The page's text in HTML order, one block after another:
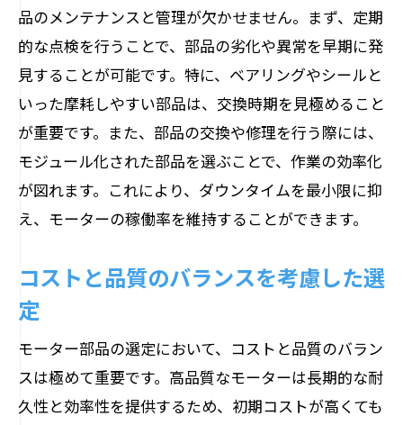
品のメンテナンスと管理が欠かせません。まず、定期
的な点検を行うことで、部品の劣化や異常を早期に発
見することが可能です。特に、ベアリングやシールと
いった摩耗しやすい部品は、交換時期を見極めること
が重要です。また、部品の交換や修理を行う際には、
モジュール化された部品を選ぶことで、作業の効率化
が図れます。これにより、ダウンタイムを最小限に抑
え、モーターの稼働率を維持することができます。
コストと品質のバランスを考慮した選
定
モーター部品の選定において、コストと品質のバラン
スは極めて重要です。高品質なモーターは長期的な耐
久性と効率性を提供するため、初期コストが高くても